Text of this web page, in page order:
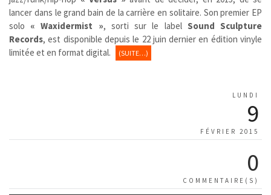
lancer dans le grand bain de la carrière en solitaire. Son premier EP
solo « Waxidermist », sorti sur le label Sound Sculpture
Records, est disponible depuis le 22 juin dernier en édition vinyle
limitée et en format digital.
(SUITE…)
LUNDI
9
FÉVRIER 2015
0
COMMENTAIRE(S)